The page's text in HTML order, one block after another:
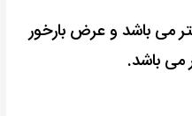
این تریلی ها ۱۳/۶۰۰ متر می باشد و عرض بارخور